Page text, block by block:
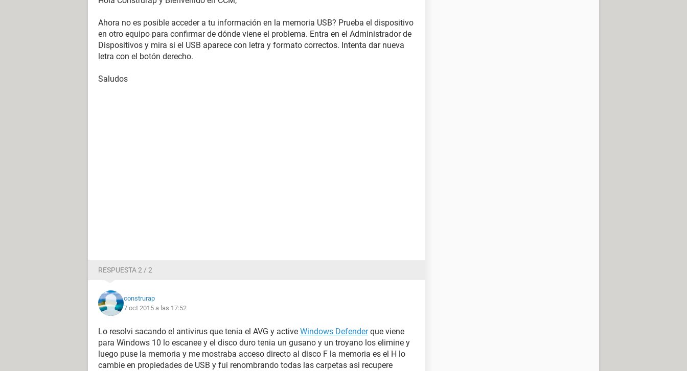
Ahora no es posible acceder a tu información en la memoria USB? Prueba el dispositivo
en otro equipo para confirmar de dónde viene el problema. Entra en el Administrador de
Dispositivos y mira si el USB aparece con letra y formato correctos. Intenta dar nueva
letra con el botón derecho.
Saludos
RESPUESTA 2 / 2
construrap
7 oct 2015 a las 17:52
Lo resolvi sacando el antivirus que tenia el AVG y active Windows Defenderque viene
para Windows 10 lo escanee y el disco duro tenia un gusano y un troyano los elimine y
luego puse la memoria y me mostraba acceso directo al disco F la memoria es el H lo
cambie en propiedades de USB y fui renombrando todas las carpetas asi recupere